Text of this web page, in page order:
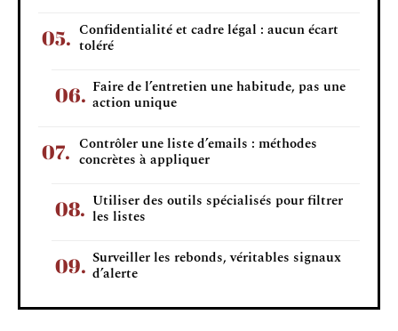
Confidentialité et cadre légal : aucun écart
toléré
Faire de l’entretien une habitude, pas une
action unique
Contrôler une liste d’emails : méthodes
concrètes à appliquer
Utiliser des outils spécialisés pour filtrer
les listes
Surveiller les rebonds, véritables signaux
d’alerte